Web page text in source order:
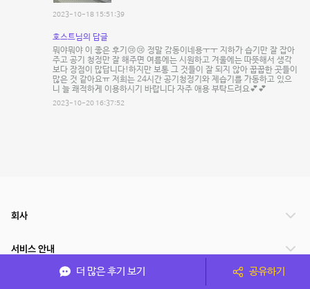
2023-10-18 15:51:39
호스트님의 답글
뭐야뭐야 이 좋은 후기😢😢 정말 감동이네용ㅜㅜ 지하가 습기만 잘 잡아
주고 공기 청정만 잘 해주면 여름에는 시원하고 겨울에는 따뜻해서 생각
보다 장점이 많답니다!하지만 보통 그 것들이 잘 되지 않아 꿉꿉한 곳들이
많은 것 같아요ㅠ 저희는 24시간 공기청정기와 제습기를 가동하고 있으
니 늘 쾌적하게 이용하시기 바랍니다 자주 애용 부탁드려요💕💕
2023-10-20 16:37:52
더 많은 후기 보기 공유하기
회사
서비스 안내